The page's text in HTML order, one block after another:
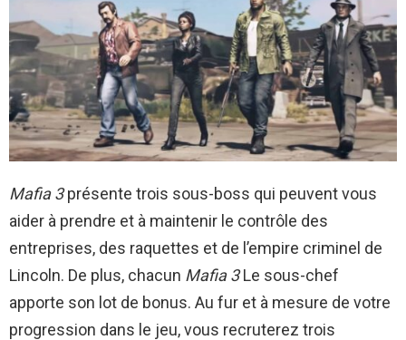
Mafia 3présente trois sous-boss qui peuvent vous
aider à prendre et à maintenir le contrôle des
entreprises, des raquettes et de l’empire criminel de
Lincoln. De plus, chacun Mafia 3Le sous-chef
apporte son lot de bonus. Au fur et à mesure de votre
progression dans le jeu, vous recruterez trois